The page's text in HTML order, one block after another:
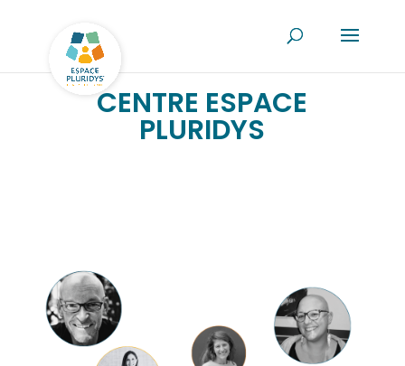
CENTRE ESPACE
PLURIDYS